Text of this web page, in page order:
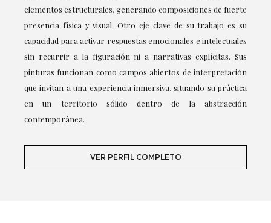
elementos estructurales, generando composiciones de fuerte
presencia física y visual. Otro eje clave de su trabajo es su
capacidad para activar respuestas emocionales e intelectuales
sin recurrir a la figuración ni a narrativas explícitas. Sus
pinturas funcionan como campos abiertos de interpretación
que invitan a una experiencia inmersiva, situando su práctica
en un territorio sólido dentro de la abstracción
contemporánea.
VER PERFIL COMPLETO